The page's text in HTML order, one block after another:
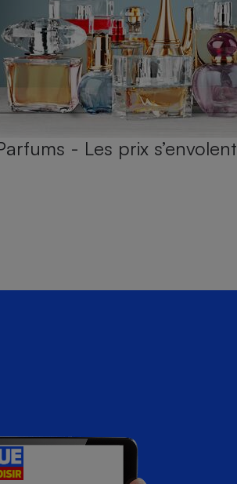
- Les prix s’envolent